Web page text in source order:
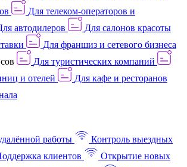
Для телеком-операторов и
автодилеров
Для салонов красоты
Для франшиз и сетевого бизнеса
Для туристических компаний
и отелей
Для кафе и ресторанов
работы
Контроль выездных
клиентов
Открытие новых